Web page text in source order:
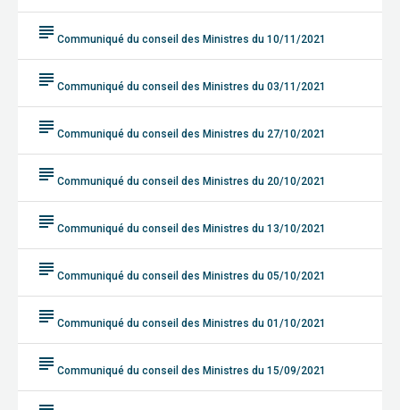
subject Communiqué du conseil des Ministres du 10/11/2021
subject Communiqué du conseil des Ministres du 03/11/2021
subject Communiqué du conseil des Ministres du 27/10/2021
subject Communiqué du conseil des Ministres du 20/10/2021
subject Communiqué du conseil des Ministres du 13/10/2021
subject Communiqué du conseil des Ministres du 05/10/2021
subject Communiqué du conseil des Ministres du 01/10/2021
subject Communiqué du conseil des Ministres du 15/09/2021